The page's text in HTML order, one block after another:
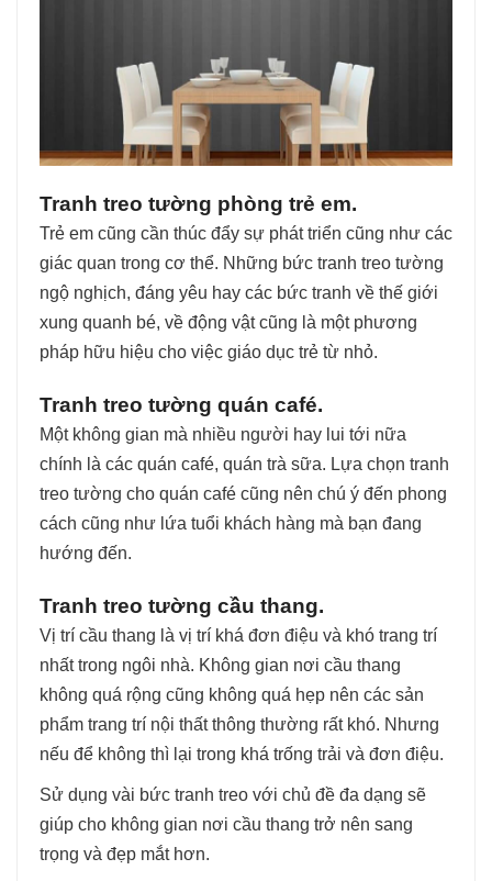
Tranh treo tường phòng trẻ em.
Trẻ em cũng cần thúc đẩy sự phát triển cũng như các
giác quan trong cơ thể. Những bức tranh treo tường
ngộ nghịch, đáng yêu hay các bức tranh về thế giới
xung quanh bé, về động vật cũng là một phương
pháp hữu hiệu cho việc giáo dục trẻ từ nhỏ.
Tranh treo tường quán café.
Một không gian mà nhiều người hay lui tới nữa
chính là các quán café, quán trà sữa. Lựa chọn tranh
treo tường cho quán café cũng nên chú ý đến phong
cách cũng như lứa tuổi khách hàng mà bạn đang
hướng đến.
Tranh treo tường cầu thang.
Vị trí cầu thang là vị trí khá đơn điệu và khó trang trí
nhất trong ngôi nhà. Không gian nơi cầu thang
không quá rộng cũng không quá hẹp nên các sản
phẩm trang trí nội thất thông thường rất khó. Nhưng
nếu để không thì lại trong khá trống trải và đơn điệu.
Sử dụng vài bức tranh treo với chủ đề đa dạng sẽ
giúp cho không gian nơi cầu thang trở nên sang
trọng và đẹp mắt hơn.